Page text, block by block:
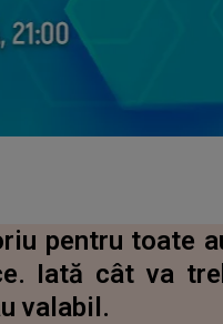
pentru toate
Iată cât va
valabil.